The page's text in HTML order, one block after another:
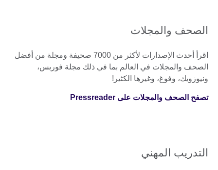
الصحف والمجلات
اقرأ أحدث الإصدارات لأكثر من 7000 صحيفة ومجلة من أفضل
الصحف والمجلات في العالم بما في ذلك مجلة فوربس،
ونيوزويك، وفوغ، وغيرها الكثير!
تصفح الصحف والمجلات على Pressreader
التدريب المهني